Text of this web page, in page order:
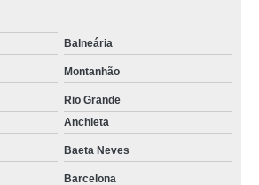
Balneária
Montanhão
Rio Grande
Anchieta
Baeta Neves
Barcelona